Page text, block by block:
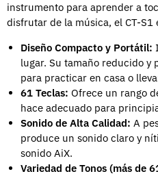
instrumento para aprender a
disfrutar de la música, el CT-S1
Diseño Compacto y Portátil:
lugar. Su tamaño reducido y
para practicar en casa o
61 Teclas: Ofrece un rango
hace adecuado para
Sonido de Alta Calidad: A
produce un sonido claro y
sonido AiX.
Variedad de Tonos (más de